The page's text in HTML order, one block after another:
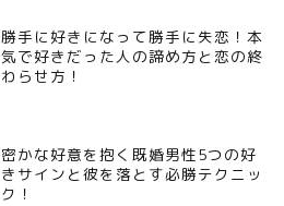
勝手に好きになって勝手に失恋！本
気で好きだった人の諦め方と恋の終
わらせ方！
密かな好意を抱く既婚男性5つの好
きサインと彼を落とす必勝テクニッ
ク！